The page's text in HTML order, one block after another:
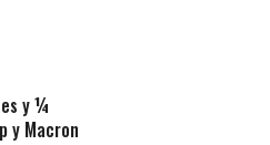
y ¼
y Macron